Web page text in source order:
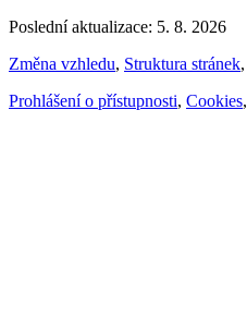
Poslední aktualizace: 5. 8. 2026
Změna vzhledu, Struktura stránek,
Prohlášení o přístupnosti, Cookies,